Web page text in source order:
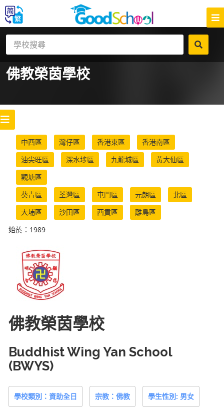
佛教榮茵學校
中西區 灣仔區 香港東區
香港南區
油尖旺區
深水埗區 九龍城區
黃大仙區
觀塘區
葵青區
荃灣區 屯門區 元朗區
北區
大埔區
沙田區 西貢區
離島區
始於：1989
佛教榮茵學校
Buddhist Wing Yan School
(BWYS)
學校類別：資助全日 宗教：佛教 學生性別: 男女